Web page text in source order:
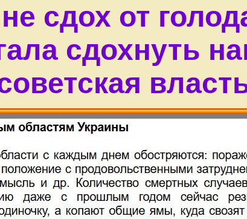
сдох от
сдохнуть